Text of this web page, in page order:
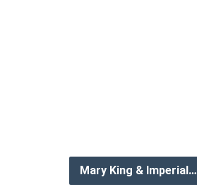
Mary King & Imperial…